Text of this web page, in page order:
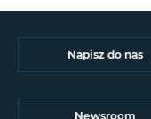
Napisz do nas
Newsroom